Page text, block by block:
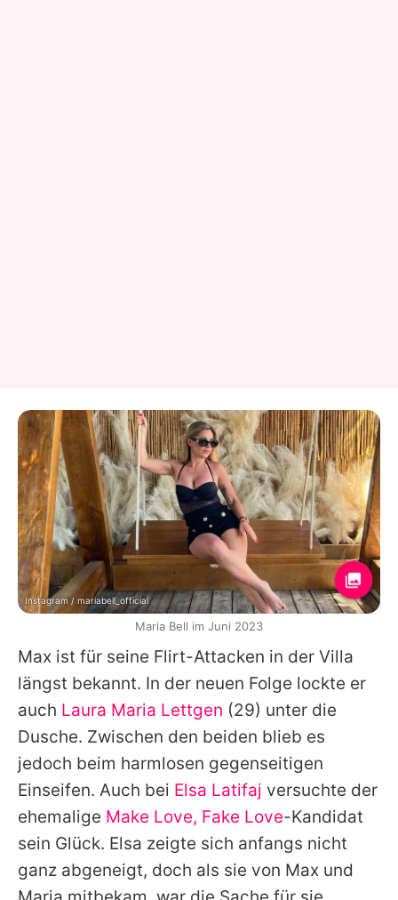
Max ist für seine Flirt-Attacken in der Villa
längst bekannt. In der neuen Folge lockte er
auch Laura Maria Lettgen (29) unter die
Dusche. Zwischen den beiden blieb es
jedoch beim harmlosen gegenseitigen
Einseifen. Auch bei Elsa Latifaj versuchte der
ehemalige Make Love, Fake Love-Kandidat
sein Glück. Elsa zeigte sich anfangs nicht
ganz abgeneigt, doch als sie von Max und
Instagram / mariabell_official
Maria Bell im Juni 2023